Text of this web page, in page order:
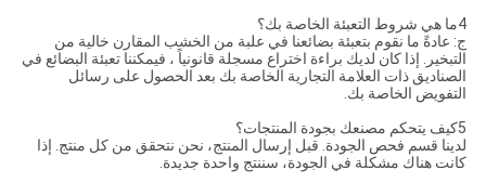
4ما هي شروط التعبئة الخاصة بك؟
ج: عادةً ما نقوم بتعبئة بضائعنا في علبة من الخشب المقارن خالية من
التبخير. إذا كان لديك براءة اختراع مسجلة قانونياً ، فيمكننا تعبئة البضائع في
الصناديق ذات العلامة التجارية الخاصة بك بعد الحصول على رسائل
التفويض الخاصة بك.
5كيف يتحكم مصنعك بجودة المنتجات؟
لدينا قسم فحص الجودة. قبل إرسال المنتج، نحن نتحقق من كل منتج. إذا
كانت هناك مشكلة في الجودة، سننتج واحدة جديدة.